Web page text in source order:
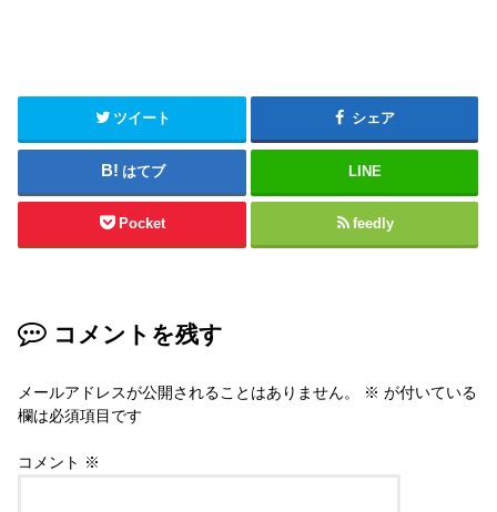
ツイート シェア
はてブ LINE
Pocket feedly
コメントを残す
メールアドレスが公開されることはありません。 ※ が付いている
欄は必須項目です
コメント ※